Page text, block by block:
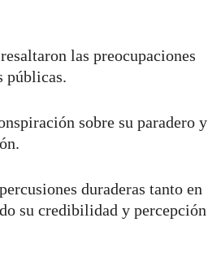
las preocupaciones
públicas.
sobre su paradero y
duraderas tanto en
su credibilidad y percepción